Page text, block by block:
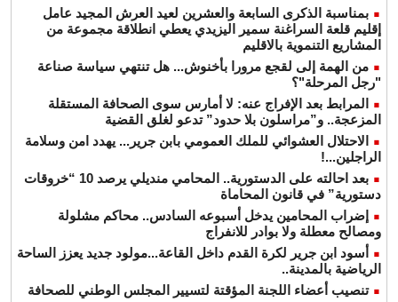
بمناسبة الذكرى السابعة والعشرين لعيد العرش المجيد عامل
إقليم قلعة السراغنة سمير اليزيدي يعطي انطلاقة مجموعة من
المشاريع التنموية بالاقليم
من الهمة إلى لقجع مرورا بأخنوش... هل تنتهي سياسة صناعة
"رجل المرحلة"؟
المرابط بعد الإفراج عنه: لا أمارس سوى الصحافة المستقلة
المزعجة.. و”مراسلون بلا حدود” تدعو لغلق القضية
الاحتلال العشوائي للملك العمومي بابن جرير... يهدد امن وسلامة
الراجلين...!
بعد احالته على الدستورية.. المحامي منديلي يرصد 10 “خروقات
دستورية” في قانون المحاماة
إضراب المحامين يدخل أسبوعه السادس.. محاكم مشلولة
ومصالح معطلة ولا بوادر للانفراج
أسود ابن جرير لكرة القدم داخل القاعة...مولود جديد يعزز الساحة
الرياضية بالمدينة..
تنصيب أعضاء اللجنة المؤقتة لتسيير المجلس الوطني للصحافة